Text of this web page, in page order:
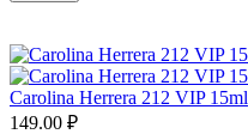
Carolina Herrera 212 VIP 15ml
149.00 ₽